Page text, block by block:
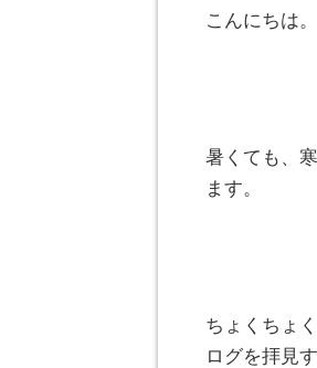
こんにちは。
暑くても、
ます。
ちょくちょく
ログを拝見